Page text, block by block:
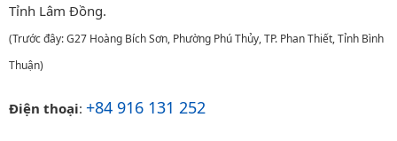
Tỉnh Lâm Đồng.
(Trước đây: G27 Hoàng Bích Sơn, Phường Phú Thủy, TP. Phan Thiết, Tỉnh Bình
Thuận)
Điện thoại: +84 916 131 252